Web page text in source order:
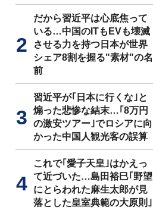
だから習近平は心底焦って
いる…中国のITもEVも壊滅
させる力を持つ日本が世界
シェア8割を握る"素材"の名
前
習近平が｢日本に行くな｣と
煽った悲惨な結末…｢8万円
の激安ツアー｣でロシアに向
かった中国人観光客の誤算
これで｢愛子天皇｣はかえっ
て近づいた…島田裕巳｢野望
にとらわれた麻生太郎が見
落とした皇室典範の大原則｣